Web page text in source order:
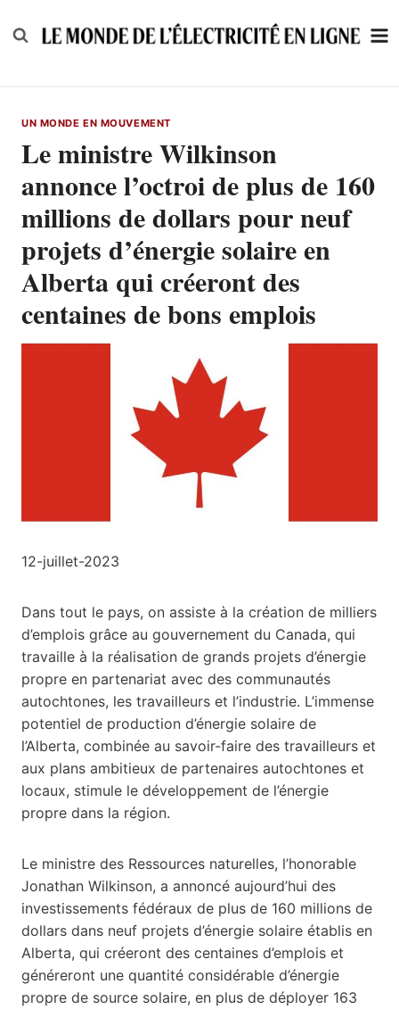
to
UN MONDE EN MOUVEMENT
Le ministre Wilkinson
annonce l’octroi de plus de 160
millions de dollars pour neuf
projets d’énergie solaire en
Alberta qui créeront des
centaines de bons emplois
12-juillet-2023
Dans tout le pays, on assiste à la création de milliers
d’emplois grâce au gouvernement du Canada, qui
travaille à la réalisation de grands projets d’énergie
propre en partenariat avec des communautés
autochtones, les travailleurs et l’industrie. L’immense
potentiel de production d’énergie solaire de
l’Alberta, combinée au savoir-faire des travailleurs et
aux plans ambitieux de partenaires autochtones et
locaux, stimule le développement de l’énergie
propre dans la région.
Le ministre des Ressources naturelles, l’honorable
Jonathan Wilkinson, a annoncé aujourd’hui des
investissements fédéraux de plus de 160 millions de
dollars dans neuf projets d’énergie solaire établis en
Alberta, qui créeront des centaines d’emplois et
généreront une quantité considérable d’énergie
propre de source solaire, en plus de déployer 163